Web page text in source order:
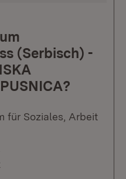
(Serbisch) -
für Soziales, Arbeit